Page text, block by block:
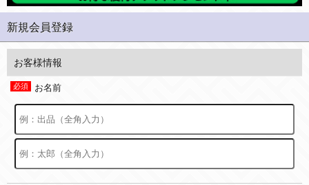
新規会員登録
お客様情報
お名前